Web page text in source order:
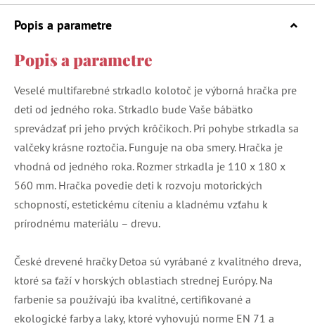
Popis a parametre
Popis a parametre
Veselé multifarebné strkadlo kolotoč je výborná hračka pre
deti od jedného roka. Strkadlo bude Vaše bábätko
sprevádzať pri jeho prvých krôčikoch. Pri pohybe strkadla sa
valčeky krásne roztočia. Funguje na oba smery. Hračka je
vhodná od jedného roka. Rozmer strkadla je 110 x 180 x
560 mm. Hračka povedie deti k rozvoju motorických
schopností, estetickému cíteniu a kladnému vzťahu k
prírodnému materiálu – drevu.
České drevené hračky Detoa sú vyrábané z kvalitného dreva,
ktoré sa ťaží v horských oblastiach strednej Európy. Na
farbenie sa používajú iba kvalitné, certifikované a
ekologické farby a laky, ktoré vyhovujú norme EN 71 a